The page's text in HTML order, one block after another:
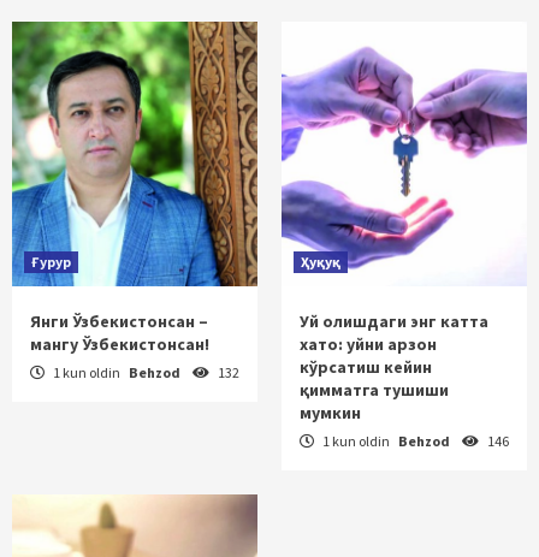
Ғурур
Янги Ўзбекистонсан –
мангу Ўзбекистонсан!
1 kun oldin Behzod 132
Ҳуқуқ
Уй олишдаги энг катта
хато: уйни арзон
кўрсатиш кейин
қимматга тушиши
мумкин
1 kun oldin Behzod 146